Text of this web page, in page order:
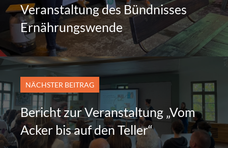
Veranstaltung des Bündnisses
Ernährungswende
NÄCHSTER BEITRAG
Bericht zur Veranstaltung „Vom
Acker bis auf den Teller“